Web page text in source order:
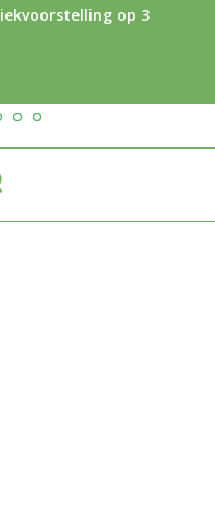
nieuwe trailer van (N)iets